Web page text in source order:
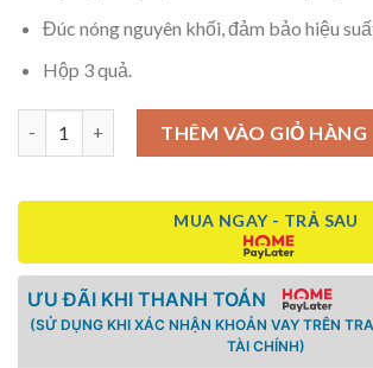
Đúc nóng nguyên khối, đảm bảo hiệu
Hộp 3 quả.
Bóng Pickleball WIKA QD 48 Lỗ số lượng
THÊM VÀO GIỎ HÀNG
MUA NGAY - TRẢ SAU
ƯU ĐÃI KHI THANH TOÁN
(SỬ DỤNG KHI XÁC NHẬN KHOẢN VAY TRÊN
TÀI CHÍNH)